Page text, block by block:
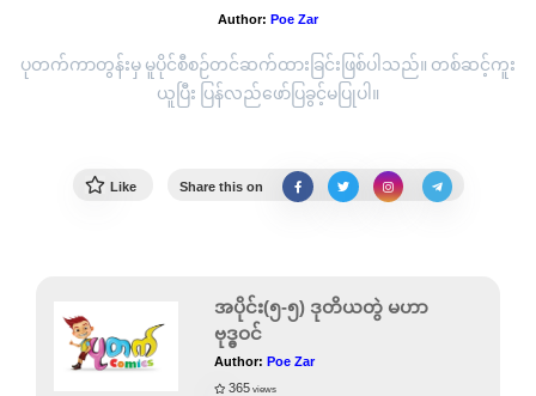
Author: Poe Zar
ပုတက်ကာတွန်းမှ မူပိုင်စီစဉ်တင်ဆက်ထားခြင်းဖြစ်ပါသည်။ တစ်ဆင့်ကူး
ယူပြီး ပြန်လည်ဖော်ပြခွင့်မပြုပါ။
Like Share this on
အပိုင်း(၅-၅) ဒုတိယတွဲ မဟာ
ဗုဒ္ဓဝင်
Author: Poe Zar
365 views